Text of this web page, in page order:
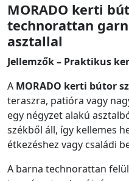
MORADO kerti
technorattan
asztallal
Jellemzők – Praktikus
A MORADO kerti bútor
teraszra, patióra vagy
egy négyzet alakú
székből áll, így kellemes
étkezéshez vagy családi
A barna technorattan